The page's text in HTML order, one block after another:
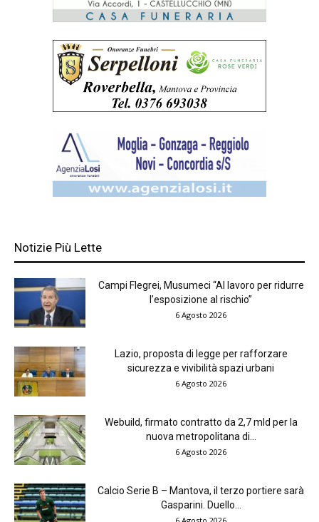
Notizie Più Lette
Campi Flegrei, Musumeci “Al lavoro per ridurre
l’esposizione al rischio”
6 Agosto 2026
Lazio, proposta di legge per rafforzare
sicurezza e vivibilità spazi urbani
6 Agosto 2026
Webuild, firmato contratto da 2,7 mld per la
nuova metropolitana di...
6 Agosto 2026
Calcio Serie B – Mantova, il terzo portiere sarà
Gasparini. Duello...